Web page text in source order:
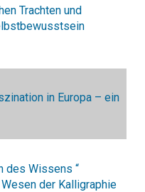
Trachten und
in Europa – ein
des Wissens “
der Kalligraphie